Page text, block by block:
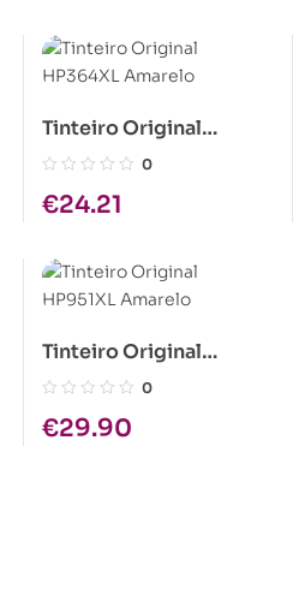
Tinteiro Original
HP364XL Amarelo
0
€24.21
Tinteiro Original
HP951XL Amarelo
0
€29.90